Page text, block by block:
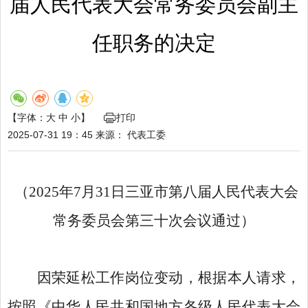
任职务的决定
【字体： 大 中 小】
打印
2025-07-31 19：45 来源： 代表工委
（2025年7 月 31 日 三亚市第八届 人民代表大会
常务委员会第三十次会议通过）
因荣延松工作岗位变动，根据本人请求，